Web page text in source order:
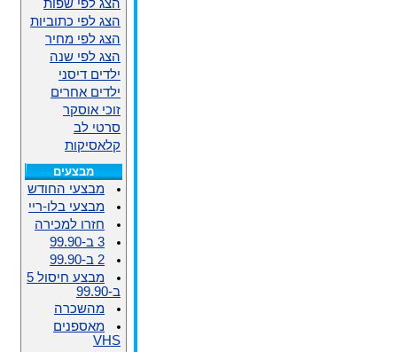
הצג לפי שפות
הצג לפי כתוביות
הצג לפי מחיר
הצג לפי שנה
ילדים דיסני
ילדים אחרים
זוכי אוסקר
סרטי לב
קלאסיקות
מבצעים
מבצעי החודש
מבצעי בלו-ריי
חזרו למכירה
3 ב-99.90
2 ב-99.90
מבצע חיסול 5
ב-99.90
מהשכרה
מאספנים
VHS